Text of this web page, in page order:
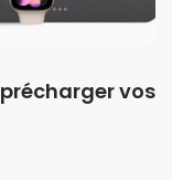
vos